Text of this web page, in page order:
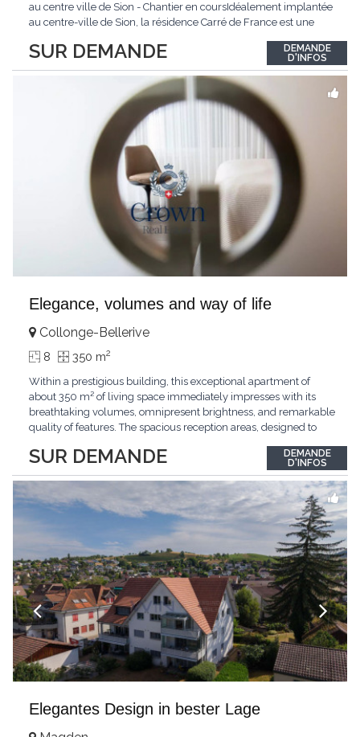
SUR DEMANDE
au centre ville de Sion - Chantier en coursIdéalement implantée
au centre-ville de Sion, la résidence Carré de France est une
contemporaine, qualité de vie et emplacement privilégié.Ce
projet d'envergure comprend 38...
DEMANDE
D'INFOS
Elegance, volumes and way of life
SUR DEMANDE
Collonge-Bellerive
8 350 m2
Within a prestigious building, this exceptional apartment of
about 350 m² of living space immediately impresses with its
breathtaking volumes, omnipresent brightness, and remarkable
quality of features. The spacious reception areas, designed to
outdoor spaces bathed in greenery. The bedrooms also have
direct access to the outdoors, offering...
DEMANDE
D'INFOS
Elegantes Design in bester Lage